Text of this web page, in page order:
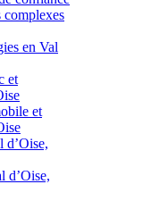
complexes
en Val
et
et
d’Oise,
d’Oise,